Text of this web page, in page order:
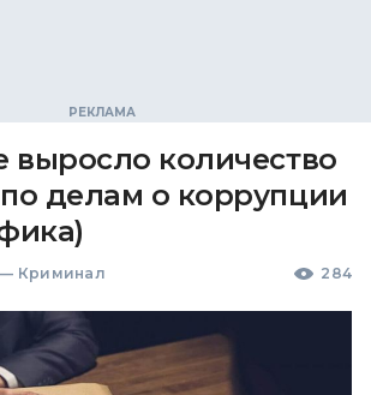
выросло количество
делам о коррупции
— Криминал 284